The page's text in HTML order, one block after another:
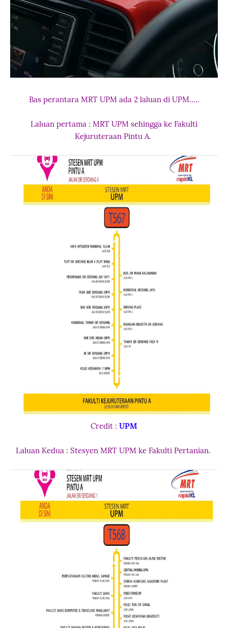
Bas perantara MRT UPM ada 2 laluan di UPM.....
Laluan pertama : MRT UPM sehingga ke Fakulti
Kejuruteraan Pintu A.
Credit : UPM
Laluan Kedua : Stesyen MRT UPM ke Fakulti Pertanian.